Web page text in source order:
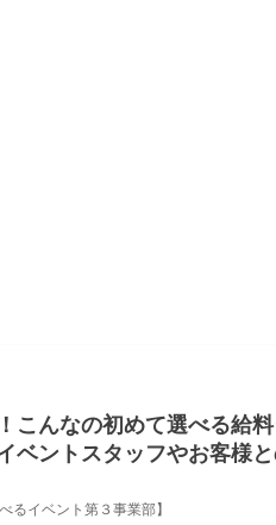
こんなの初めて選べる給
ベントスタッフやお客様
るイベント第３事業部】